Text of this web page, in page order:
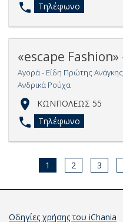
Τηλέφωνο
«escape
Αγορά - Είδη Πρώτης Ανάγκης
Ανδρικά Ρούχα
ΚΩΝΠΟΛΕΩΣ 55
Τηλέφωνο
1 2 3
Οδηγίες χρήσης του iChania